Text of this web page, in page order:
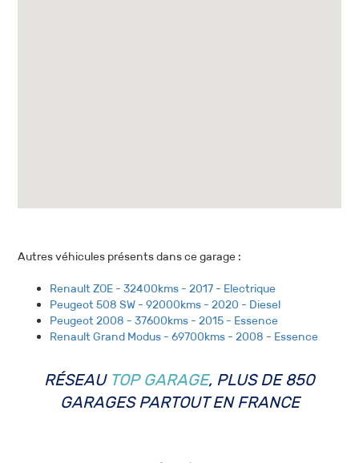
Autres véhicules présents dans ce garage :
Renault ZOE - 32400kms - 2017 - Electrique
Peugeot 508 SW - 92000kms - 2020 - Diesel
Peugeot 2008 - 37600kms - 2015 - Essence
Renault Grand Modus - 69700kms - 2008 - Essence
RÉSEAU TOP GARAGE, PLUS DE 850
GARAGES PARTOUT EN FRANCE